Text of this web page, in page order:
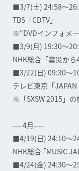
■3/7(土) 24:58～
TBS「CDTV」
※"DVDインフォメ
■3/9(月) 19:30～
NHK総合「震災から
■3/22(日) 09:30～
テレビ東京「JAPAN
※「SXSW 2015」
----4月----
■4/19(日) 24:10～
NHK総合 ｢MUSIC
■4/24(金) 24:30～